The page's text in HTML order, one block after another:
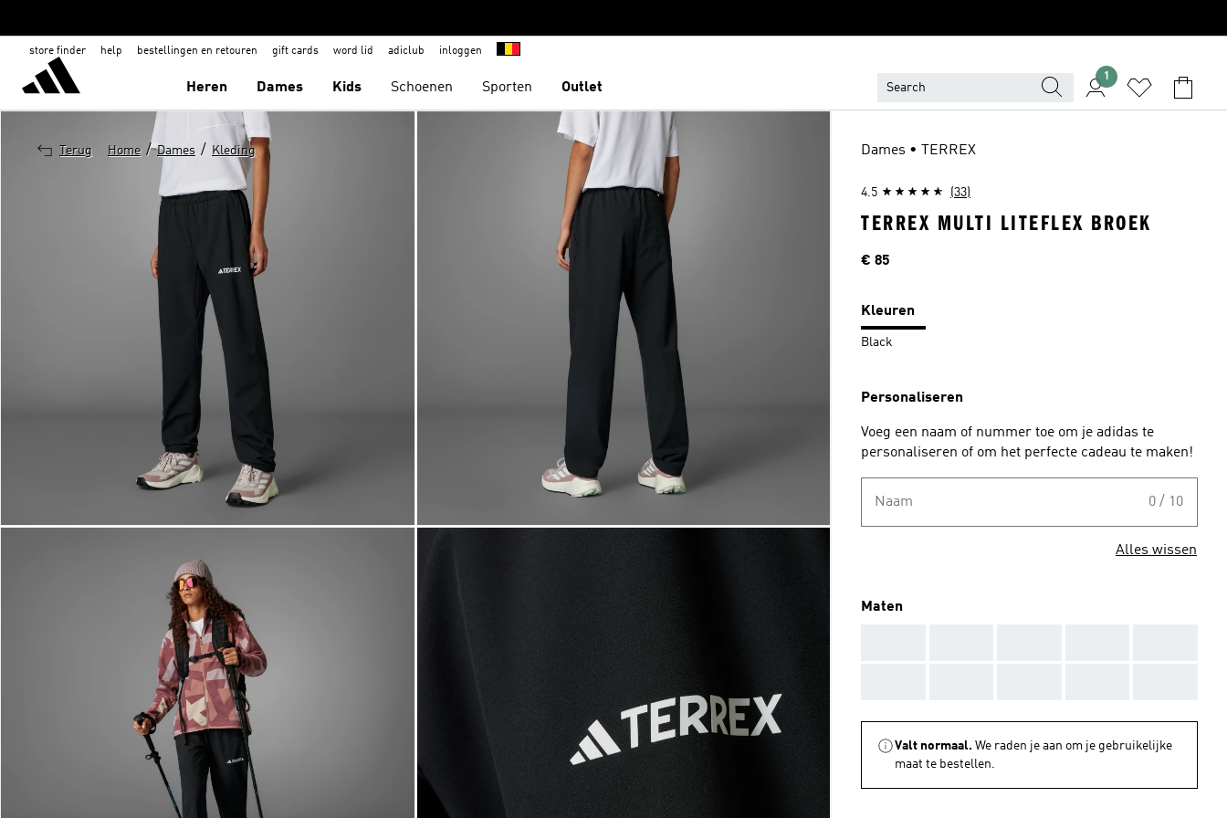
store finder help bestellingen en retouren gift cards word lid adiclub inloggen
Heren Dames Kids Schoenen Sporten Outlet
1
Terug Home / Dames / Kleding Dames • TERREX
4.5 (33)
TERREX MULTI LITEFLEX BROEK
Price
€ 85
Kleuren
Black
Personaliseren
Voeg een naam of nummer toe om je adidas te
personaliseren of om het perfecte cadeau te maken!
Naam 0 / 10
Alles wissen
Maten
Valt normaal. We raden je aan om je gebruikelijke
maat te bestellen.